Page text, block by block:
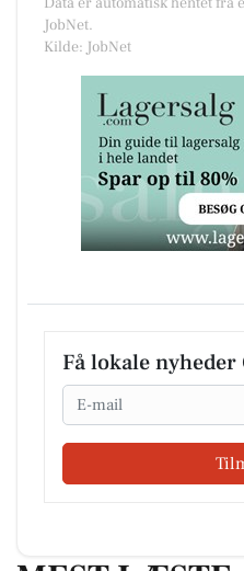
JobNet.
Kilde: JobNet
Få lokale nyheder
Email